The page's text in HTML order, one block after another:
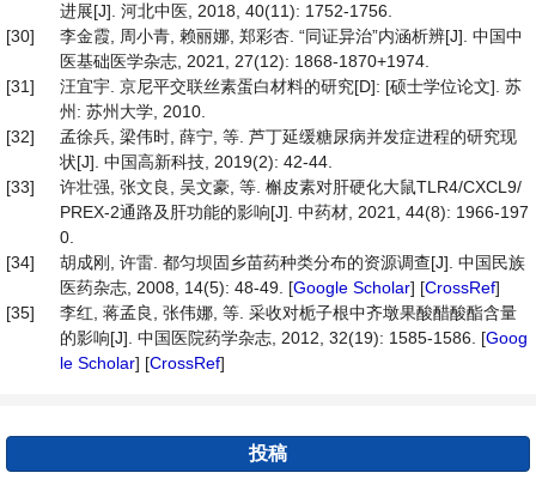
进展[J]. 河北中医, 2018, 40(11): 1752-1756.
[30]
李金霞, 周小青, 赖丽娜, 郑彩杏. “同证异治”内涵析辨[J]. 中国中
医基础医学杂志, 2021, 27(12): 1868-1870+1974.
[31]
汪宜宇. 京尼平交联丝素蛋白材料的研究[D]: [硕士学位论文]. 苏
州: 苏州大学, 2010.
[32]
孟徐兵, 梁伟时, 薛宁, 等. 芦丁延缓糖尿病并发症进程的研究现
状[J]. 中国高新科技, 2019(2): 42-44.
[33]
许壮强, 张文良, 吴文豪, 等. 槲皮素对肝硬化大鼠TLR4/CXCL9/
PREX-2通路及肝功能的影响[J]. 中药材, 2021, 44(8): 1966-197
0.
[34]
胡成刚, 许雷. 都匀坝固乡苗药种类分布的资源调查[J]. 中国民族
医药杂志, 2008, 14(5): 48-49. [Google Scholar] [CrossRef]
[35]
李红, 蒋孟良, 张伟娜, 等. 采收对栀子根中齐墩果酸醋酸酯含量
的影响[J]. 中国医院药学杂志, 2012, 32(19): 1585-1586. [Goog
le Scholar] [CrossRef]
投稿